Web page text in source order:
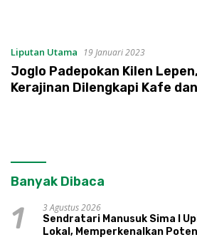
Liputan Utama 19 Januari 2023
Joglo Padepokan Kilen
Kerajinan Dilengkapi Kafe
Banyak Dibaca
1
3 Agustus 2026
Sendratari Manusuk Sima I
Lokal, Memperkenalkan